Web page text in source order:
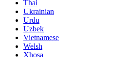
Thai
Ukrainian
Urdu
Uzbek
Vietnamese
Welsh
Xhosa